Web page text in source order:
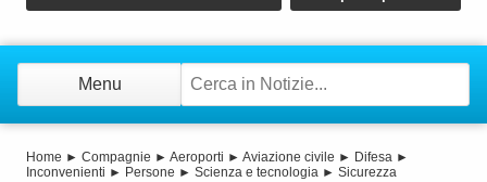
Menu
Home ► Compagnie ► Aeroporti ► Aviazione civile ► Difesa ►
Inconvenienti ► Persone ► Scienza e tecnologia ► Sicurezza